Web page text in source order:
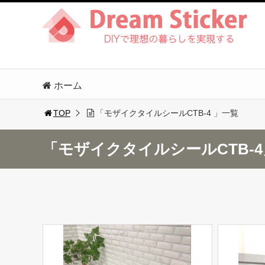
ホーム
TOP 「モザイクタイルシールCTB-4 」一覧
「モザイクタイルシールCTB-